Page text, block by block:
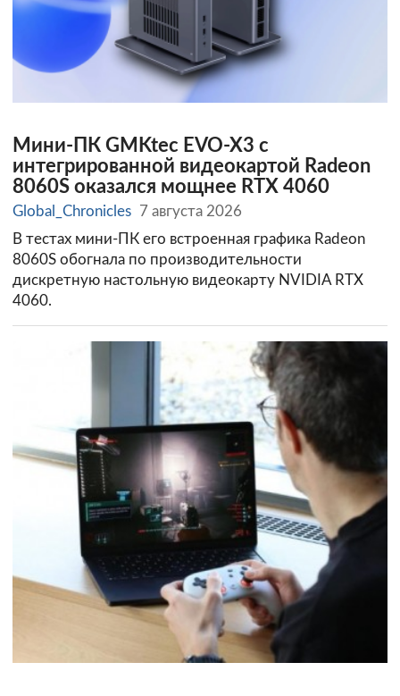
Мини-ПК GMKtec EVO-X3 с
интегрированной видеокартой Radeon
8060S оказался мощнее RTX 4060
Global_Chronicles 7 августа 2026
В тестах мини-ПК его встроенная графика Radeon
8060S обогнала по производительности
дискретную настольную видеокарту NVIDIA RTX
4060.